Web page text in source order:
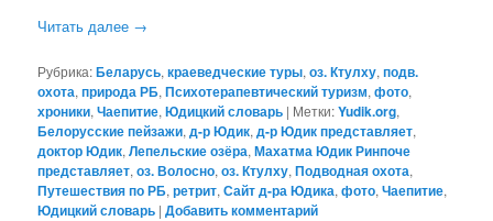
Читать далее →
Рубрика:Беларусь,краеведческие туры,оз. Ктулху,подв.
охота,природа РБ,Психотерапевтический туризм,фото,
хроники,Чаепитие,Юдицкий словарь | Метки:Yudik.org,
Белорусские пейзажи,д-р Юдик,д-р Юдик представляет,
доктор Юдик,Лепельские озёра,Махатма Юдик Ринпоче
представляет,оз. Волосно,оз. Ктулху,Подводная охота,
Путешествия по РБ,ретрит,Сайт д-ра Юдика,фото,Чаепитие,
Юдицкий словарь |Добавить комментарий